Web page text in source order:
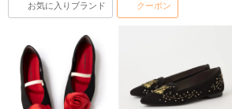
お気に入りブランド クーポン